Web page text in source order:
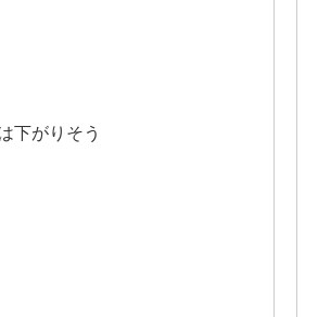
下がりそう